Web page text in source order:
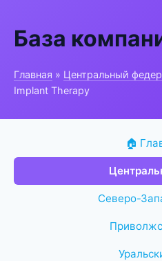
База
Главная » Центральный
Implant Therapy
🏠
Северо-